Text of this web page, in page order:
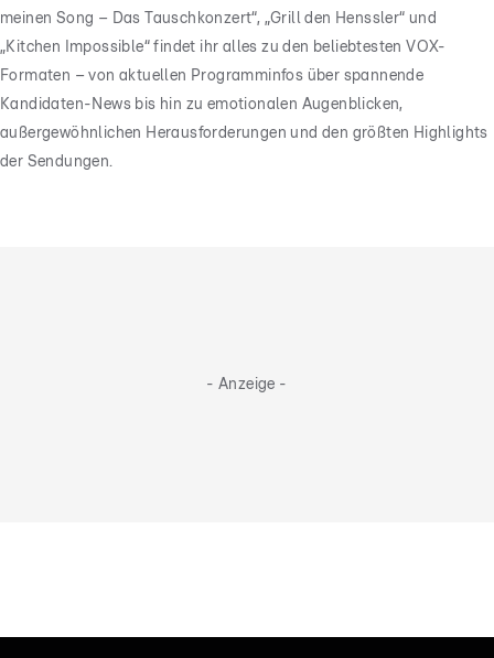
meinen Song – Das Tauschkonzert“, „Grill den Henssler“ und
„Kitchen Impossible“ findet ihr alles zu den beliebtesten VOX-
Formaten – von aktuellen Programminfos über spannende
Kandidaten-News bis hin zu emotionalen Augenblicken,
außergewöhnlichen Herausforderungen und den größten Highlights
der Sendungen.
- Anzeige -